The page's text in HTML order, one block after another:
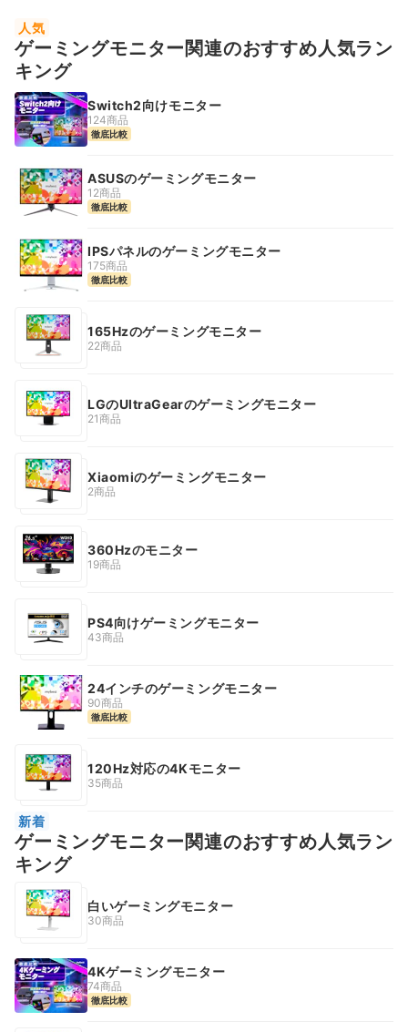
人気
ゲーミングモニター関連のおすすめ人気ラン
キング
Switch2向けモニター
124商品
徹底比較
ASUSのゲーミングモニター
12商品
徹底比較
IPSパネルのゲーミングモニター
175商品
徹底比較
165Hzのゲーミングモニター
22商品
LGのUltraGearのゲーミングモニター
21商品
Xiaomiのゲーミングモニター
2商品
360Hzのモニター
19商品
PS4向けゲーミングモニター
43商品
24インチのゲーミングモニター
90商品
徹底比較
120Hz対応の4Kモニター
35商品
新着
ゲーミングモニター関連のおすすめ人気ラン
キング
白いゲーミングモニター
30商品
4Kゲーミングモニター
74商品
徹底比較